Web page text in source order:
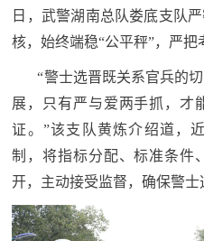
追
踪
点
追
踪
国
防
法
日，武警湖南总队娄底支队
核，始终端稳“公平秤”，严把
“警士选晋既关系官兵的
展，只有严与爱两手抓，才
证。”该支队黄炼介绍道，
制，将指标分配、标准条件
开，主动接受监督，确保警士